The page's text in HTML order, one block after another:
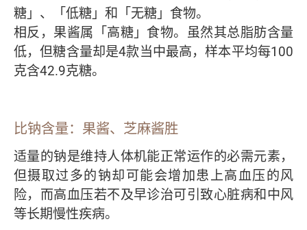
糖」、「低糖」和「无糖」食物。
相反，果酱属「高糖」食物。虽然其总脂肪含量
低，但糖含量却是4款当中最高，样本平均每100
克含42.9克糖。
比钠含量：果酱、芝麻酱胜
适量的钠是维持人体机能正常运作的必需元素，
但摄取过多的钠却可能会增加患上高血压的风
险，而高血压若不及早诊治可引致心脏病和中风
等长期慢性疾病。